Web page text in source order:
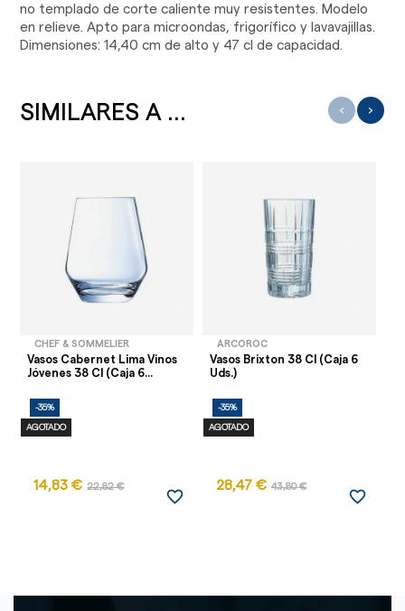
no templado de corte caliente muy resistentes. Modelo
en relieve. Apto para microondas, frigorífico y lavavajillas.
Dimensiones: 14,40 cm de alto y 47 cl de capacidad.
SIMILARES A ...
CHEF & SOMMELIER
Vasos Cabernet Lima Vinos
Jóvenes 38 Cl (Caja 6...
-35%
AGOTADO
14,83 € 22,82 €
favorite_border
ARCOROC
Vasos Brixton 38 Cl (Caja 6
Uds.)
-35%
AGOTADO
28,47 € 43,80 €
favorite_border
‹ ›